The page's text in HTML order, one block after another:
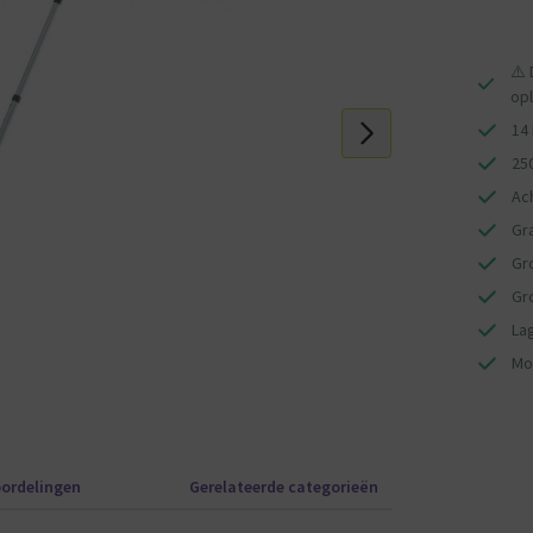
Omdat driewielers een wiel minder hebben, creëren
zorgt bij een driewieler voor gevaarlijke situaties.
het hele huis ontdekken. De BERG GO2 is geschikt
Gerelateerde categorieën
⚠️